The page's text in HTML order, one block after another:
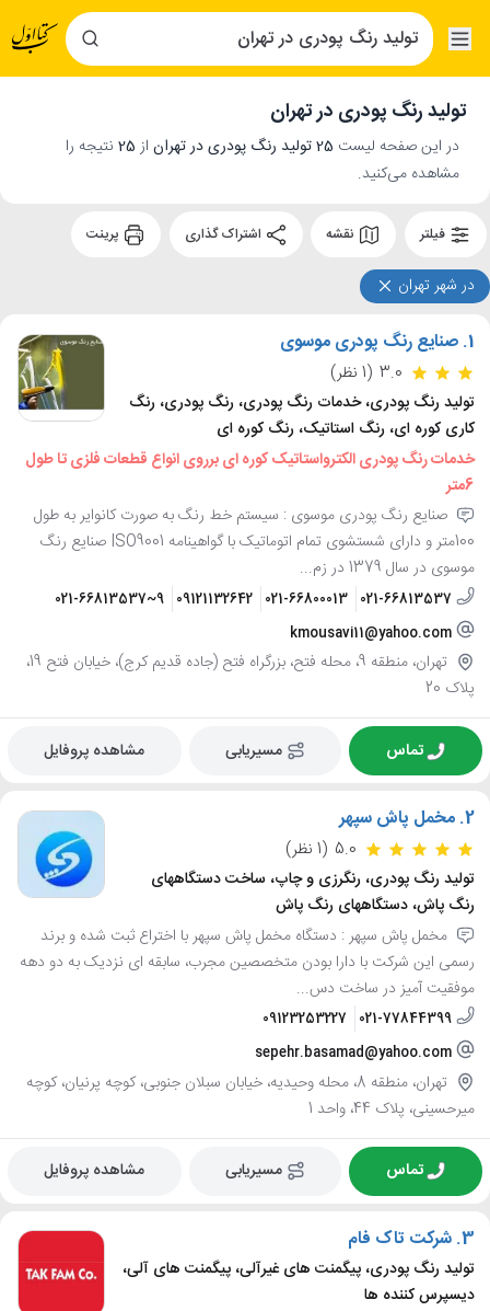
تولید رنگ پودری در تهران
در این صفحه لیست 25 تولید رنگ پودری در تهران از 25 نتیجه را
مشاهده می‌کنید.
فیلتر نقشه
در شهر تهران
1. صنایع رنگ پودری موسوی
3.0 (1 نظر)
تولید رنگ پودری، خدمات رنگ پودری، رنگ پودری، رنگ
کاری کوره ای، رنگ استاتیک، رنگ کوره ای
خدمات رنگ پودری الکترواستاتیک کوره ای برروی انواع قطعات فلزی تا طول
6متر
صنایع رنگ پودری موسوی : سیستم خط رنگ به صورت کانوایر به طول
100متر و دارای شستشوی تمام اتوماتیک با گواهینامه ISO9001 صنایع رنگ
موسوی در سال 1379 در زم...
021-66813537
021-66800013
09121132642
021-66813537~9
kmousavi11@yahoo.com
تهران، منطقه 9، محله فتح، بزرگراه فتح (جاده قدیم کرج)، خیابان فتح 19،
پلاک 20
تماس مسیریابی مشاهده پروفایل
2. مخمل پاش سپهر
5.0 (1 نظر)
تولید رنگ پودری، رنگرزی و چاپ، ساخت دستگاههای
رنگ پاش، دستگاههای رنگ پاش
مخمل پاش سپهر : دستگاه مخمل پاش سپهر با اختراع ثبت شده و برند
رسمی این شرکت با دارا بودن متخصصین مجرب، سابقه ای نزدیک به دو دهه
موفقیت آمیز در ساخت دس...
021-77844399
09123253227
sepehr.basamad@yahoo.com
تهران، منطقه 8، محله وحیدیه، خیابان سبلان جنوبی، کوچه پرنیان، کوچه
میرحسینی، پلاک 44، واحد 1
تماس مسیریابی مشاهده پروفایل
3. شرکت تاک فام
تولید رنگ پودری، پیگمنت های غیرآلی، پیگمنت های آلی،
دیسپرس کننده ها